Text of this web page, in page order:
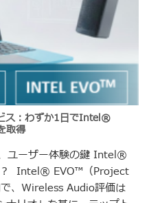
ス：わずか1日でIntel®
取得
ユーザー体験の鍵 Intel®
？ Intel® EVO™（Project
、Wireless Audio評価は